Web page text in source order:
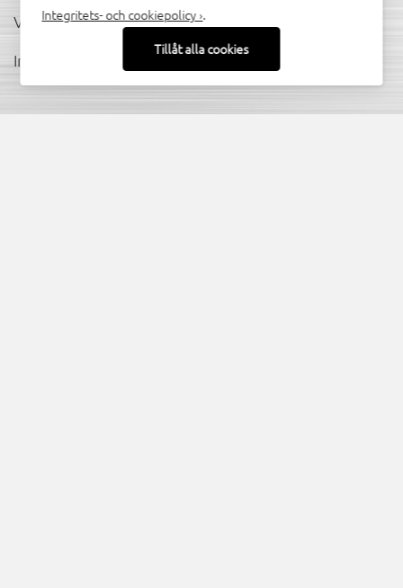
Växel: 031 706 1980
Information:
info@permanova.se
Integritets- och cookiepolicy ›.
Tillåt alla cookies